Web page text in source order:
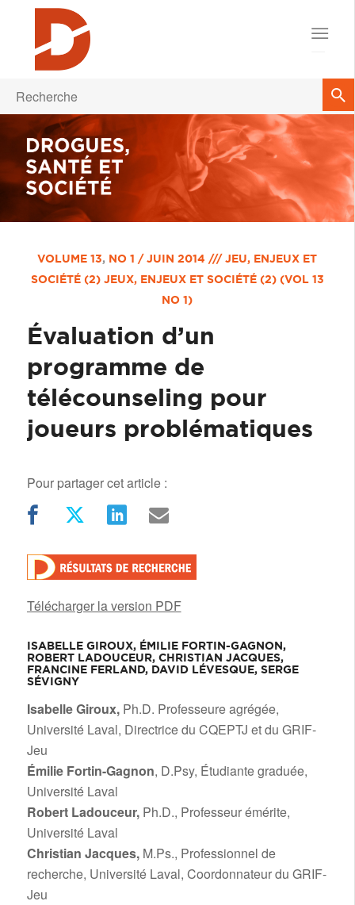
VOLUME 13, NO 1 / JUIN 2014 /// JEU, ENJEUX ET
SOCIÉTÉ (2) JEUX, ENJEUX ET SOCIÉTÉ (2) (VOL 13
NO 1)
Évaluation d’un
programme de
télécounseling pour
joueurs problématiques
Pour partager cet article :
Télécharger la version PDF
ISABELLE GIROUX, ÉMILIE FORTIN-GAGNON,
ROBERT LADOUCEUR, CHRISTIAN JACQUES,
FRANCINE FERLAND, DAVID LÉVESQUE, SERGE
SÉVIGNY/
Isabelle Giroux,Ph.D. Professeure agrégée,
Université Laval, Directrice du CQEPTJ et du GRIF-
Jeu
Émilie Fortin-Gagnon, D.Psy, Étudiante graduée,
Université Laval
Robert Ladouceur,Ph.D., Professeur émérite,
Université Laval
Christian Jacques,M.Ps., Professionnel de
recherche, Université Laval, Coordonnateur du GRIF-
Jeu